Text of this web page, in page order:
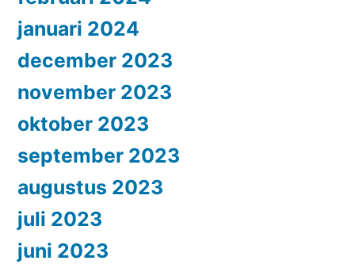
januari 2024
december 2023
november 2023
oktober 2023
september 2023
augustus 2023
juli 2023
juni 2023